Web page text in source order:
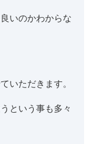
いのかわからな
いただきます。
という事も多々